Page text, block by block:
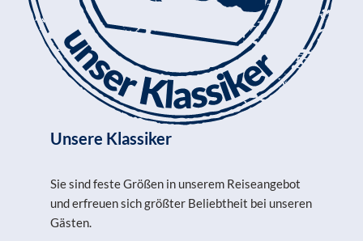
Unsere Klassiker
Sie sind feste Größen in unserem Reiseangebot
und erfreuen sich größter Beliebtheit bei unseren
Gästen.